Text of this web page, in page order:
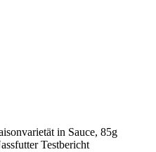
in Sauce, 85g
Testbericht